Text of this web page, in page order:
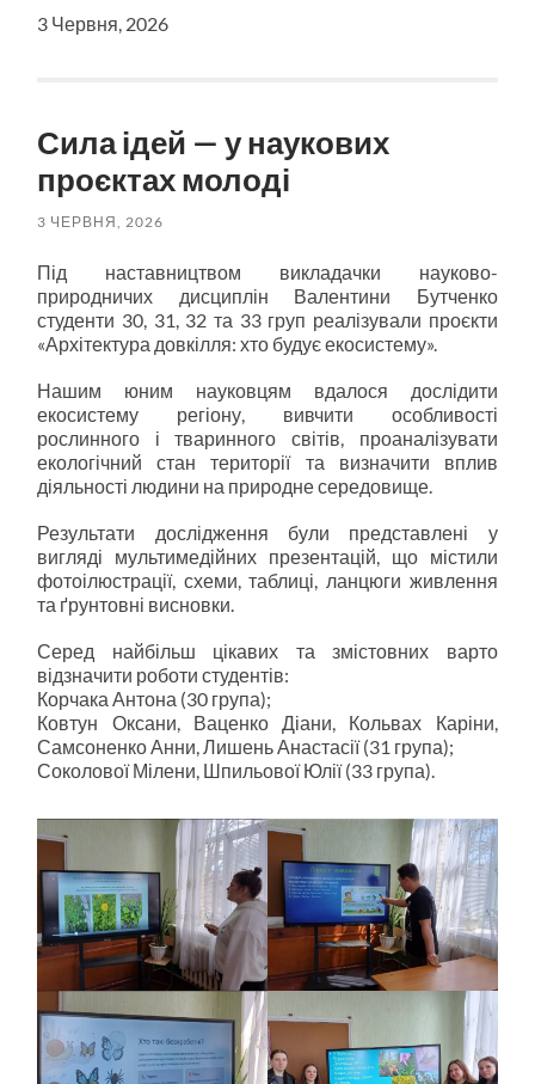
3 Червня, 2026
Сила ідей — у наукових
проєктах молоді
3 ЧЕРВНЯ, 2026
Під наставництвом викладачки науково-
природничих дисциплін Валентини Бутченко
студенти 30, 31, 32 та 33 груп реалізували проєкти
«Архітектура довкілля: хто будує екосистему».
Нашим юним науковцям вдалося дослідити
екосистему регіону, вивчити особливості
рослинного і тваринного світів, проаналізувати
екологічний стан території та визначити вплив
діяльності людини на природне середовище.
Результати дослідження були представлені у
вигляді мультимедійних презентацій, що містили
фотоілюстрації, схеми, таблиці, ланцюги живлення
та ґрунтовні висновки.
Серед найбільш цікавих та змістовних варто
відзначити роботи студентів:
Корчака Антона (30 група);
Ковтун Оксани, Ваценко Діани, Кольвах Каріни,
Самсоненко Анни, Лишень Анастасії (31 група);
Соколової Мілени, Шпильової Юлії (33 група).